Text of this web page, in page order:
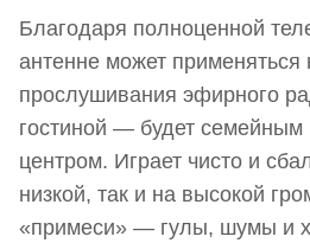
Благодаря полноценной
антенне может применяться
прослушивания эфирного
гостиной — будет
центром. Играет чисто и
низкой, так и на высокой
«примеси» — гулы, шумы и